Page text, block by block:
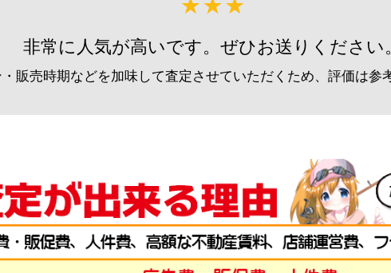
天Ｋ16尺 へら竿 未使用
ン g-turi20260810 （2026/08/31迄）
天弓 閃光レインボー 27尺 未使用
ン g-turi20260702 （2026/07/31迄）
天弓 柳 18尺 未使用
g-turi20260703 （2026/07/31迄）
非常に人気が高いです。ぜひお送りください
販売時期などを加味して査定させていただくため、評価は参